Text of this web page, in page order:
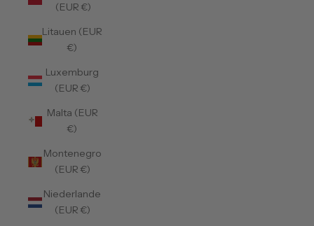
(EUR €)
Litauen (EUR
€)
Luxemburg
(EUR €)
Malta (EUR
€)
Montenegro
(EUR €)
Niederlande
(EUR €)